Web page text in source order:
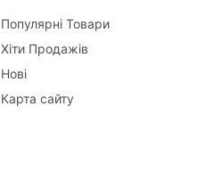
Популярні Товари
Хіти Продажів
Нові
Карта сайту